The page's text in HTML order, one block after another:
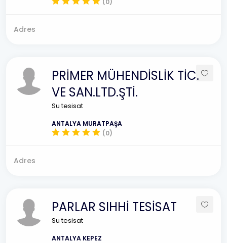
(0)
Adres
PRİMER MÜHENDİSLİK TİC.
VE SAN.LTD.ŞTİ.
Su tesisat
ANTALYA MURATPAŞA
(0)
Adres
PARLAR SIHHİ TESİSAT
Su tesisat
ANTALYA KEPEZ